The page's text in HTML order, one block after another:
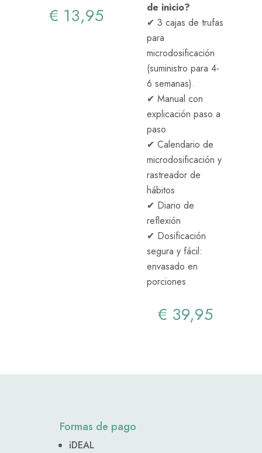
€ 13,95
de inicio?
✔ 3 cajas de trufas
para
microdosificación
(suministro para 4-
6 semanas).
✔ Manual con
explicación paso a
paso
✔ Calendario de
microdosificación y
rastreador de
hábitos
✔ Diario de
reflexión
✔ Dosificación
segura y fácil:
envasado en
porciones
€ 39,95
Formas de pago
iDEAL